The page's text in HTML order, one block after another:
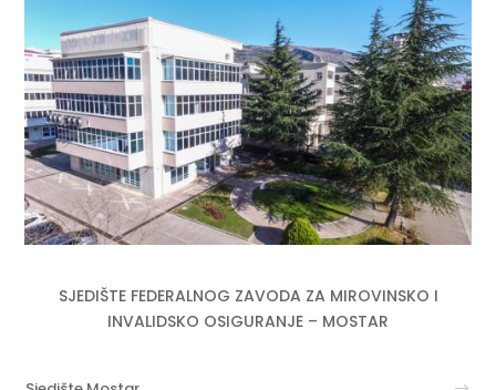
SJEDIŠTE FEDERALNOG ZAVODA ZA MIROVINSKO I
INVALIDSKO OSIGURANJE – MOSTAR